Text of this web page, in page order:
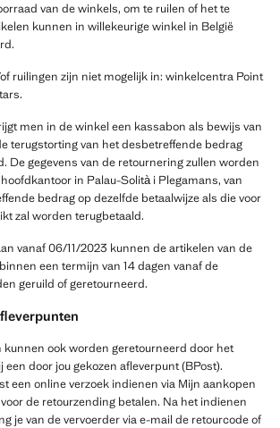
van de winkels, om te ruilen of het te
kunnen in willekeurige winkel in België
ruilingen zijn niet mogelijk in: winkelcentra Point
men in de winkel een kassabon als bewijs van
terugstorting van het desbetreffende bedrag
De gegevens van de retournering zullen worden
in Palau-Solità i Plegamans, van
bedrag op dezelfde betaalwijze als die voor
zal worden terugbetaald.
vanaf 06/11/2023 kunnen de artikelen van de
een termijn van 14 dagen vanaf de
geruild of geretourneerd.
ook worden geretourneerd door het
een door jou gekozen afleverpunt (BPost).
een online verzoek indienen via Mijn aankopen
de retourzending betalen. Na het indienen
je van de vervoerder via e-mail de retourcode of